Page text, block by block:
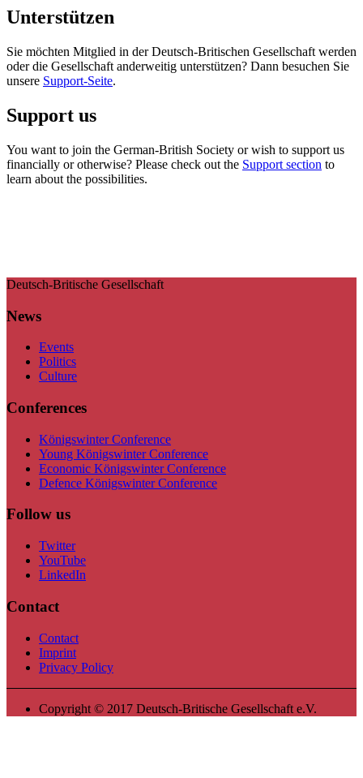
Unterstützen
Sie möchten Mitglied in der Deutsch-Britischen Gesellschaft werden
oder die Gesellschaft anderweitig unterstützen? Dann besuchen Sie
unsere Support-Seite.
Support us
You want to join the German-British Society or wish to support us
financially or otherwise? Please check out the Support section to
learn about the possibilities.
Deutsch-Britische Gesellschaft
News
Events
Politics
Culture
Conferences
Königswinter Conference
Young Königswinter Conference
Economic Königswinter Conference
Defence Königswinter Conference
Follow us
Twitter
YouTube
LinkedIn
Contact
Contact
Imprint
Privacy Policy
Copyright © 2017 Deutsch-Britische Gesellschaft e.V.